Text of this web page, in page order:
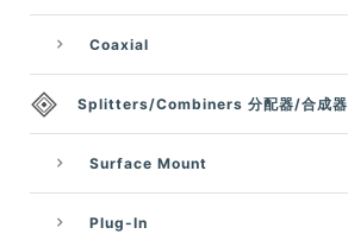
Coaxial
Splitters/Combiners 分配器/合成器
Surface Mount
Plug-In